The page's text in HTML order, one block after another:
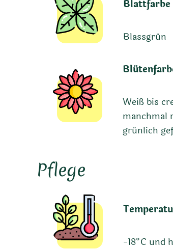
Blattfarbe
Blassgrün
Weiß bis
manchmal
grünlich
Pflege
-18°C und